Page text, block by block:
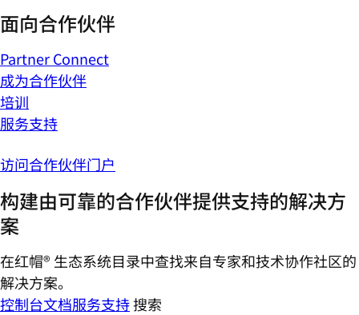
面向合作伙伴
Partner Connect
成为合作伙伴
培训
服务支持
访问合作伙伴门户
构建由可靠的合作伙伴提供支持的解决方
案
在红帽® 生态系统目录中查找来自专家和技术协作社区的
解决方案。
控制台文档服务支持搜索